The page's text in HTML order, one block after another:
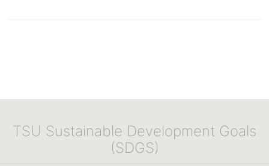
TSU Sustainable Development Goals
(SDGS)